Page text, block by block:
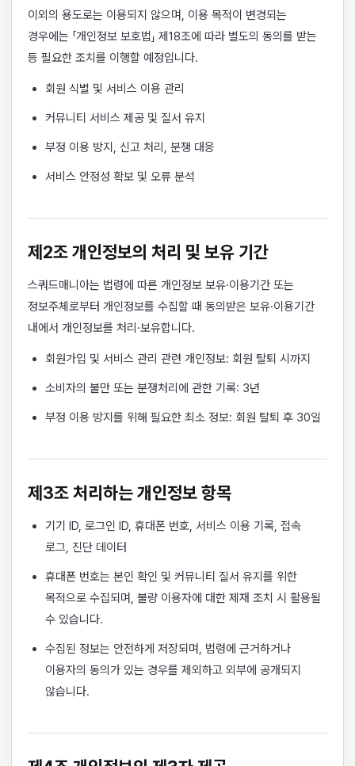
이외의 용도로는 이용되지 않으며, 이용 목적이 변경되는
경우에는 「개인정보 보호법」 제18조에 따라 별도의 동의를 받는
등 필요한 조치를 이행할 예정입니다.
회원 식별 및 서비스 이용 관리
커뮤니티 서비스 제공 및 질서 유지
부정 이용 방지, 신고 처리, 분쟁 대응
서비스 안정성 확보 및 오류 분석
제2조 개인정보의 처리 및 보유 기간
스쿼드매니아는 법령에 따른 개인정보 보유·이용기간 또는
정보주체로부터 개인정보를 수집할 때 동의받은 보유·이용기간
내에서 개인정보를 처리·보유합니다.
회원가입 및 서비스 관리 관련 개인정보: 회원 탈퇴 시까지
소비자의 불만 또는 분쟁처리에 관한 기록: 3년
부정 이용 방지를 위해 필요한 최소 정보: 회원 탈퇴 후 30일
제3조 처리하는 개인정보 항목
기기 ID, 로그인 ID, 휴대폰 번호, 서비스 이용 기록, 접속
로그, 진단 데이터
휴대폰 번호는 본인 확인 및 커뮤니티 질서 유지를 위한
목적으로 수집되며, 불량 이용자에 대한 제재 조치 시 활용될
수 있습니다.
수집된 정보는 안전하게 저장되며, 법령에 근거하거나
이용자의 동의가 있는 경우를 제외하고 외부에 공개되지
않습니다.